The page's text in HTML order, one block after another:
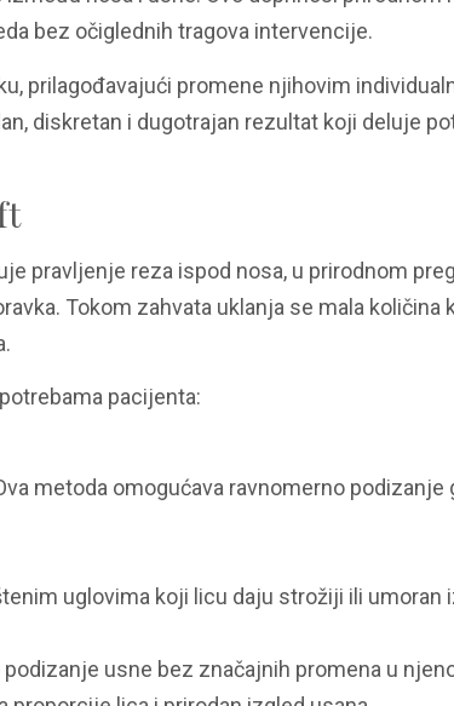
bez očiglednih tragova intervencije.
prilagođavajući promene njihovim
diskretan i dugotrajan rezultat koji deluje
pravljenje reza ispod nosa, u prirodnom
Tokom zahvata uklanja se mala količina
pacijenta:
metoda omogućava ravnomerno podizanje
uglovima koji licu daju strožiji ili umoran
usne bez značajnih promena u